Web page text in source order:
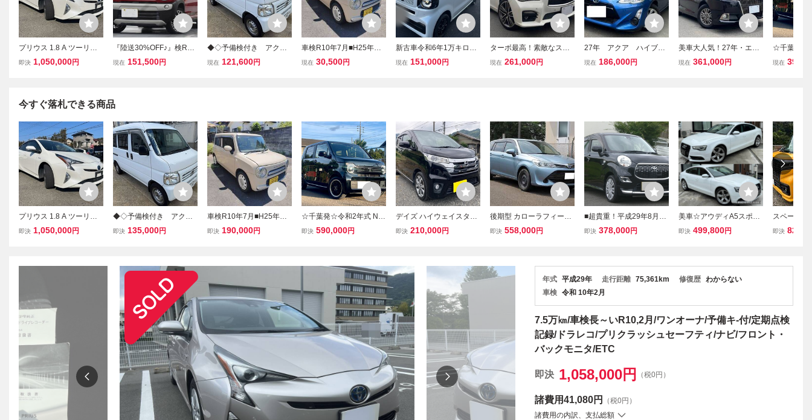
プリウス 1.8 A ツーリン
グセレクション 純正ナ
即決 1,050,000円
『陸送30%OFF♪』検R9/9
迄★MR41S★レ-ダ-ブレ-
タ-/ETC】LED/外15AW
現在 151,500円
◆◇予備検付き アクテ
ィバン オートマ ETC
現在 121,600円
車検R10年7月■H25年式■
スズキ アルトラパン ショ
現在 30,500円
新古車令和6年1万キロ
ー ワンオーナー ホン
現在 151,000円
ターボ最高！素敵なスカ
イライン・200GT-ｔタイ
現在 261,000円
27年 アクア ハイブリ
ッド！ ナビ・TV・Pス
現在 186,000円
美車大人気！27年・エス
クァイア・2.0Ｇｉ・ハー
現在 361,000円
☆千葉発☆
WGN Lホ
現在
今すぐ落札できる商品
プリウス 1.8 A ツーリン
グセレクション 純正ナ
即決 1,050,000円
◆◇予備検付き アクテ
ィバン オートマ ETC
即決 135,000円
車検R10年7月■H25年式■
スズキ アルトラパン ショ
即決 190,000円
☆千葉発☆令和2年式 N-
WGN Lホンダセンシング
取OK 即決OK☆
即決 590,000円
デイズ ハイウェイスター
G ターボ 車検10年7月9
コ付 即納対応可
即決 210,000円
後期型 カローラフィール
ダー ハイブリッドG トヨ
スタートスマキー
即決 558,000円
■超貴重！平成29年8月D
BA-LA250A型 ピクシスジ
即決 378,000円
美車☆アウディA5スポー
ツバック☆車検9年4月☆
即決 499,800円
スペーシア
2年付/7千
即決
年式 平成29年 走行距離 75,361km 修復歴 わからない
車検 令和 10年2月
7.5万㎞/車検長～いR10,2月/ワンオーナ/予備キ-付/定期点検
記録/ドラレコ/プリクラッシュセーフティ/ナビ/フロント・
バックモニタ/ETC
即決 1,058,000円 （税0円）
諸費用41,080円
（税0円）
諸費用の内訳、支払総額